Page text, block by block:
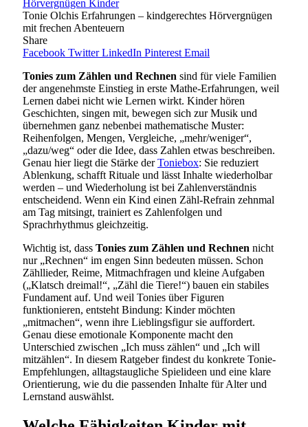
Tonie Olchis Erfahrungen – kindgerechtes Hörvergnügen
mit frechen Abenteuern
Share
Facebook Twitter LinkedIn Pinterest Email
Tonies zum Zählen und Rechnen sind für viele Familien
der angenehmste Einstieg in erste Mathe-Erfahrungen, weil
Lernen dabei nicht wie Lernen wirkt. Kinder hören
Geschichten, singen mit, bewegen sich zur Musik und
übernehmen ganz nebenbei mathematische Muster:
Reihenfolgen, Mengen, Vergleiche, „mehr/weniger“,
„dazu/weg“ oder die Idee, dass Zahlen etwas beschreiben.
Genau hier liegt die Stärke derToniebox: Sie reduziert
Ablenkung, schafft Rituale und lässt Inhalte wiederholbar
werden – und Wiederholung ist bei Zahlenverständnis
entscheidend. Wenn ein Kind einen Zähl-Refrain zehnmal
am Tag mitsingt, trainiert es Zahlenfolgen und
Sprachrhythmus gleichzeitig.
Wichtig ist, dass Tonies zum Zählen und Rechnen nicht
nur „Rechnen“ im engen Sinn bedeuten müssen. Schon
Zähllieder, Reime, Mitmachfragen und kleine Aufgaben
(„Klatsch dreimal!“, „Zähl die Tiere!“) bauen ein stabiles
Fundament auf. Und weil Tonies über Figuren
funktionieren, entsteht Bindung: Kinder möchten
„mitmachen“, wenn ihre Lieblingsfigur sie auffordert.
Genau diese emotionale Komponente macht den
Unterschied zwischen „Ich muss zählen“ und „Ich will
mitzählen“. In diesem Ratgeber findest du konkrete Tonie-
Empfehlungen, alltagstaugliche Spielideen und eine klare
Orientierung, wie du die passenden Inhalte für Alter und
Lernstand auswählst.